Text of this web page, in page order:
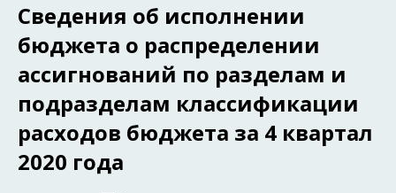
Сведения об исполнении
бюджета о распределении
ассигнований по разделам и
подразделам классификации
расходов бюджета за 4 квартал
2020 года